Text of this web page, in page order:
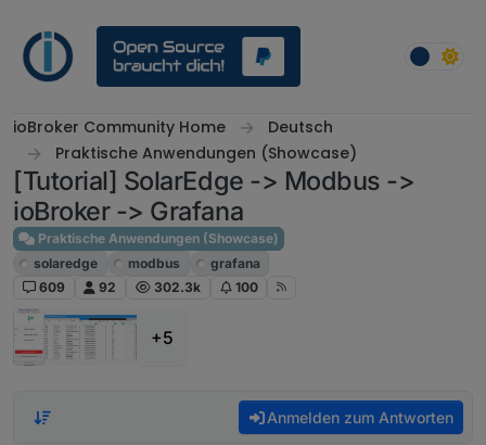
ioBroker Community Home
Deutsch
Praktische Anwendungen (Showcase)
[Tutorial] SolarEdge -> Modbus ->
ioBroker -> Grafana
Praktische Anwendungen (Showcase)
solaredge
modbus
grafana
609
92 302.3k 100
+5
Anmelden zum Antworten